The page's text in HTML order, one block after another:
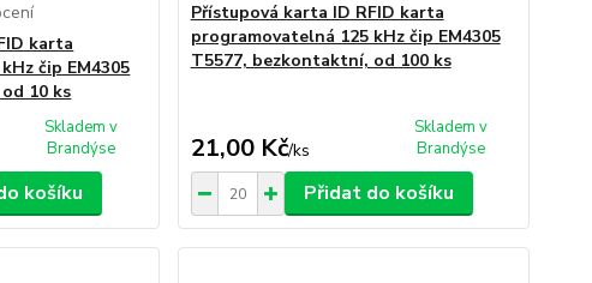
karta
čip EM4305
10 ks
Skladem v
Brandýse
košíku
Přístupová karta ID RFID karta
programovatelná 125 kHz čip EM4305
T5577, bezkontaktní, od 100 ks
21,00 Kč/ks
Skladem v
Brandýse
Přidat do košíku